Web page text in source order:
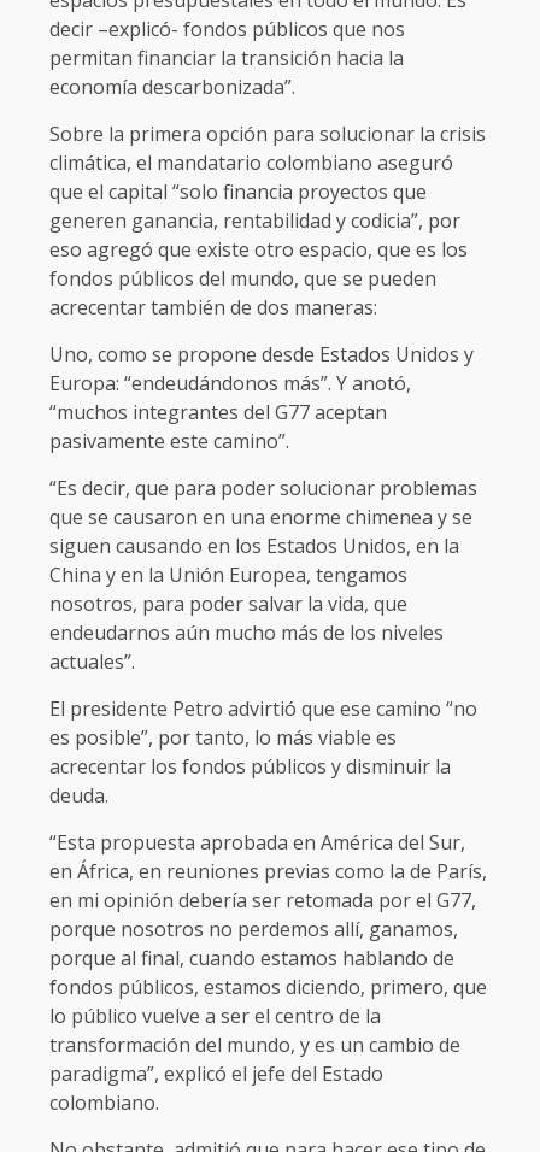
decir –explicó- fondos públicos que nos
permitan financiar la transición hacia la
economía descarbonizada”.
Sobre la primera opción para solucionar la crisis
climática, el mandatario colombiano aseguró
que el capital “solo financia proyectos que
generen ganancia, rentabilidad y codicia”, por
eso agregó que existe otro espacio, que es los
fondos públicos del mundo, que se pueden
acrecentar también de dos maneras:
Uno, como se propone desde Estados Unidos y
Europa: “endeudándonos más”. Y anotó,
“muchos integrantes del G77 aceptan
pasivamente este camino”.
“Es decir, que para poder solucionar problemas
que se causaron en una enorme chimenea y se
siguen causando en los Estados Unidos, en la
China y en la Unión Europea, tengamos
nosotros, para poder salvar la vida, que
endeudarnos aún mucho más de los niveles
actuales”.
El presidente Petro advirtió que ese camino “no
es posible”, por tanto, lo más viable es
acrecentar los fondos públicos y disminuir la
deuda.
“Esta propuesta aprobada en América del Sur,
en África, en reuniones previas como la de París,
en mi opinión debería ser retomada por el G77,
porque nosotros no perdemos allí, ganamos,
porque al final, cuando estamos hablando de
fondos públicos, estamos diciendo, primero, que
lo público vuelve a ser el centro de la
transformación del mundo, y es un cambio de
paradigma”, explicó el jefe del Estado
colombiano.